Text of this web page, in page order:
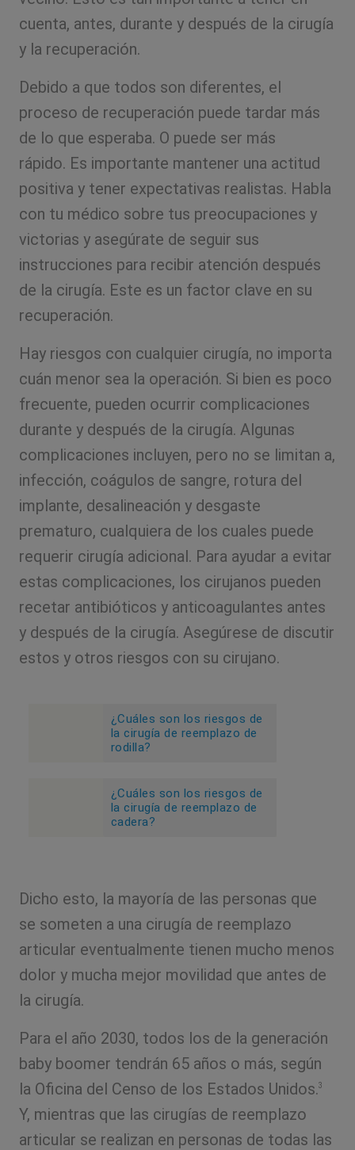
cuenta, antes, durante y después de la cirugía
y la recuperación.
Debido a que todos son diferentes, el
proceso de recuperación puede tardar más
de lo que esperaba. O puede ser más
rápido. Es importante mantener una actitud
positiva y tener expectativas realistas. Habla
con tu médico sobre tus preocupaciones y
victorias y asegúrate de seguir sus
instrucciones para recibir atención después
de la cirugía. Este es un factor clave en su
recuperación.
Hay riesgos con cualquier cirugía, no importa
cuán menor sea la operación. Si bien es poco
frecuente, pueden ocurrir complicaciones
durante y después de la cirugía. Algunas
complicaciones incluyen, pero no se limitan a,
infección, coágulos de sangre, rotura del
implante, desalineación y desgaste
prematuro, cualquiera de los cuales puede
requerir cirugía adicional. Para ayudar a evitar
estas complicaciones, los cirujanos pueden
recetar antibióticos y anticoagulantes antes
y después de la cirugía. Asegúrese de discutir
estos y otros riesgos con su cirujano.
¿Cuáles son los riesgos de
la cirugía de reemplazo de
rodilla?
¿Cuáles son los riesgos de
la cirugía de reemplazo de
cadera?
Dicho esto, la mayoría de las personas que
se someten a una cirugía de reemplazo
articular eventualmente tienen mucho menos
dolor y mucha mejor movilidad que antes de
la cirugía.
Para el año 2030, todos los de la generación
baby boomer tendrán 65 años o más, según
la Oficina del Censo de los Estados Unidos.3
Y, mientras que las cirugías de reemplazo
articular se realizan en personas de todas las